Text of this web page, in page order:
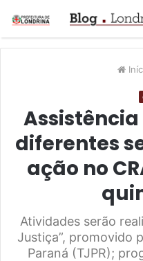
diferentes
ação no
Atividades serão
Justiça”, promovido
Paraná (TJPR);